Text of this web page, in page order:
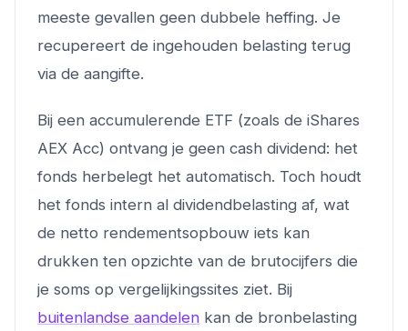
meeste gevallen geen dubbele heffing. Je
recupereert de ingehouden belasting terug
via de aangifte.
Bij een accumulerende ETF (zoals de iShares
AEX Acc) ontvang je geen cash dividend: het
fonds herbelegt het automatisch. Toch houdt
het fonds intern al dividendbelasting af, wat
de netto rendementsopbouw iets kan
drukken ten opzichte van de brutocijfers die
je soms op vergelijkingssites ziet. Bij
buitenlandse aandelen kan de bronbelasting